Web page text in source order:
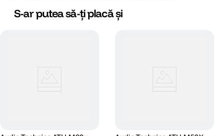
S-ar putea să-ți placă și